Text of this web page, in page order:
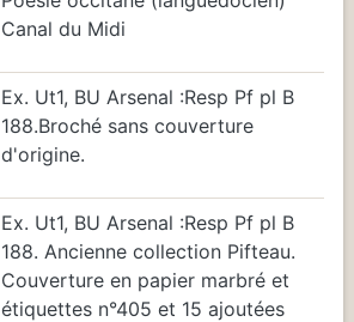
Canal du Midi
Ex. Ut1, BU Arsenal :Resp Pf pl B
188.Broché sans couverture
d'origine.
Ex. Ut1, BU Arsenal :Resp Pf pl B
188. Ancienne collection Pifteau.
Couverture en papier marbré et
étiquettes n°405 et 15 ajoutées